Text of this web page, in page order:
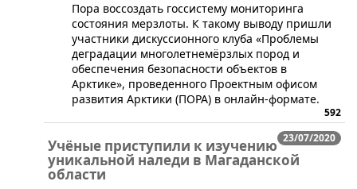
​Пора воссоздать госсистему мониторинга
состояния мерзлоты. К такому выводу пришли
участники дискуссионного клуба «Проблемы
деградации многолетнемёрзлых пород и
обеспечения безопасности объектов в
Арктике», проведенного Проектным офисом
развития Арктики (ПОРА) в онлайн-формате.
592
23/07/2020
Учёные приступили к изучению
уникальной наледи в Магаданской
области